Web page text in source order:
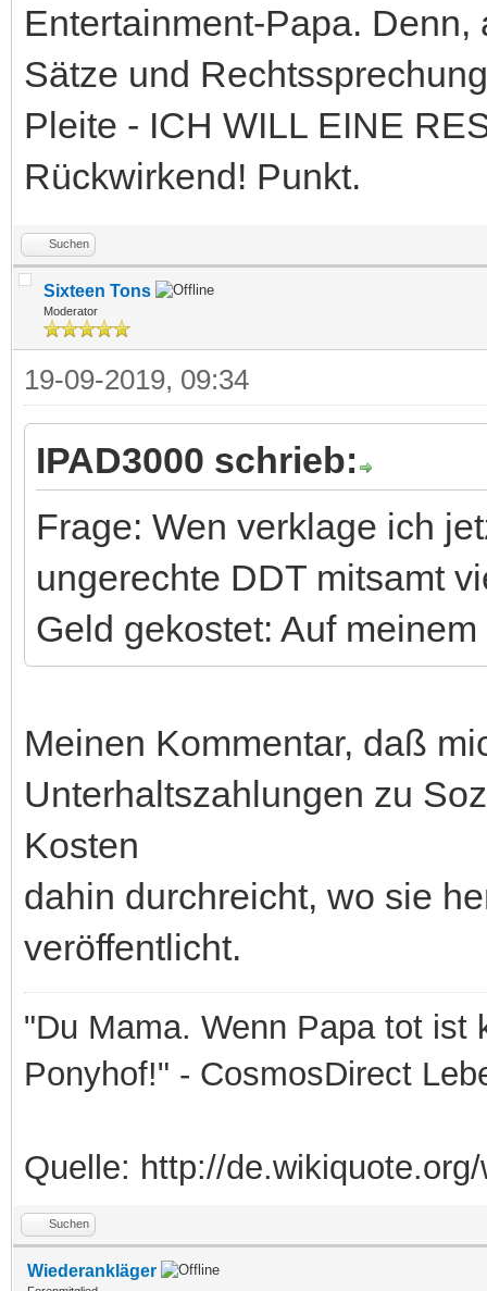
Entertainment-Papa.
Sätze und
Pleite - ICH WILL EINE
Rückwirkend! Punkt.
Suchen
Sixteen Tons
Moderator
19-09-2019, 09:34
IPAD3000 schrieb:
Frage: Wen verklage ich
ungerechte DDT mitsamt
Geld gekostet: Auf
Meinen Kommentar, daß
Unterhaltszahlungen zu
Kosten
dahin durchreicht, wo sie
veröffentlicht.
"Du Mama. Wenn Papa tot ist
Ponyhof!" - CosmosDirect
Quelle: http://
Suchen
Wiederankläger